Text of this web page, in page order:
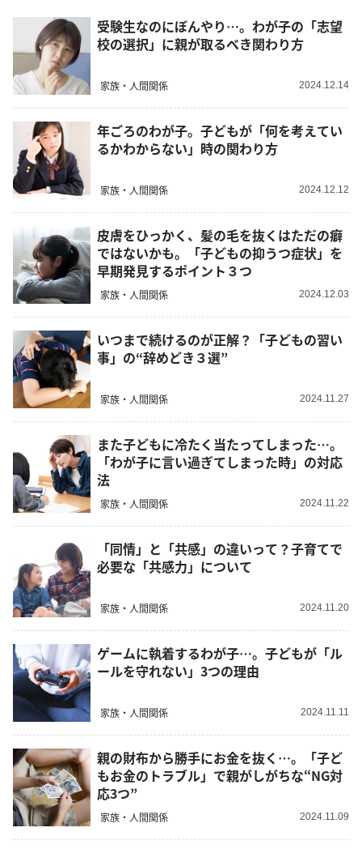
受験生なのにぼんやり…。わが子の「志望
校の選択」に親が取るべき関わり方
家族・人間関係 2024.12.14
年ごろのわが子。子どもが「何を考えてい
るかわからない」時の関わり方
家族・人間関係 2024.12.12
皮膚をひっかく、髪の毛を抜くはただの癖
ではないかも。「子どもの抑うつ症状」を
早期発見するポイント３つ
家族・人間関係 2024.12.03
いつまで続けるのが正解？「子どもの習い
事」の“辞めどき３選”
家族・人間関係 2024.11.27
また子どもに冷たく当たってしまった…。
「わが子に言い過ぎてしまった時」の対応
法
家族・人間関係 2024.11.22
「同情」と「共感」の違いって？子育てで
必要な「共感力」について
家族・人間関係 2024.11.20
ゲームに執着するわが子…。子どもが「ル
ールを守れない」3つの理由
家族・人間関係 2024.11.11
親の財布から勝手にお金を抜く…。「子ど
もお金のトラブル」で親がしがちな“NG対
応3つ”
家族・人間関係 2024.11.09